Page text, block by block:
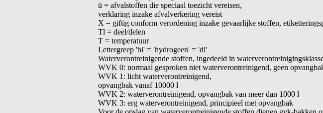
ü = afvalstoffen die speciaal toezicht vereisen,
verklaring inzake afvalverkering vereist
X = giftig conform verordening inzake gevaarlijke stoffen,
Tl = deel/delen
T = temperatuur
Lettergreep 'bi' = 'hydrogeen' = 'di'
Waterverontreinigende stoffen, ingedeeld in
WVK 0: normaal gesproken niet waterverontreinigend, geen
WVK 1: licht waterverontreinigend,
opvangbak vanaf 10000 l
WVK 2: waterverontreinigend, opvangbak van meer dan 1000 l
WVK 3: erg waterverontreinigend, principieel met opvangbak